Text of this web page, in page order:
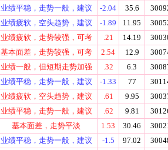
业绩平稳，走势一般，建议 -2.04 35.6
业绩疲软，空头趋势，建议 -1.89 11.95
业绩疲软，走势较强，可考 .21 14.19
基本面差，走势较强，可考 2.54 12.9
业绩一般，但短期走势加强 .32 6.3
业绩平稳，走势一般，建议 -1.33 77
业绩疲软，空头趋势，建议 .61 9.95
业绩平稳，走势一般，建议 .62 9.81
基本面差，走势平淡 1.53 30.46
业绩平稳，走势一般，建议 -1.5 97.02